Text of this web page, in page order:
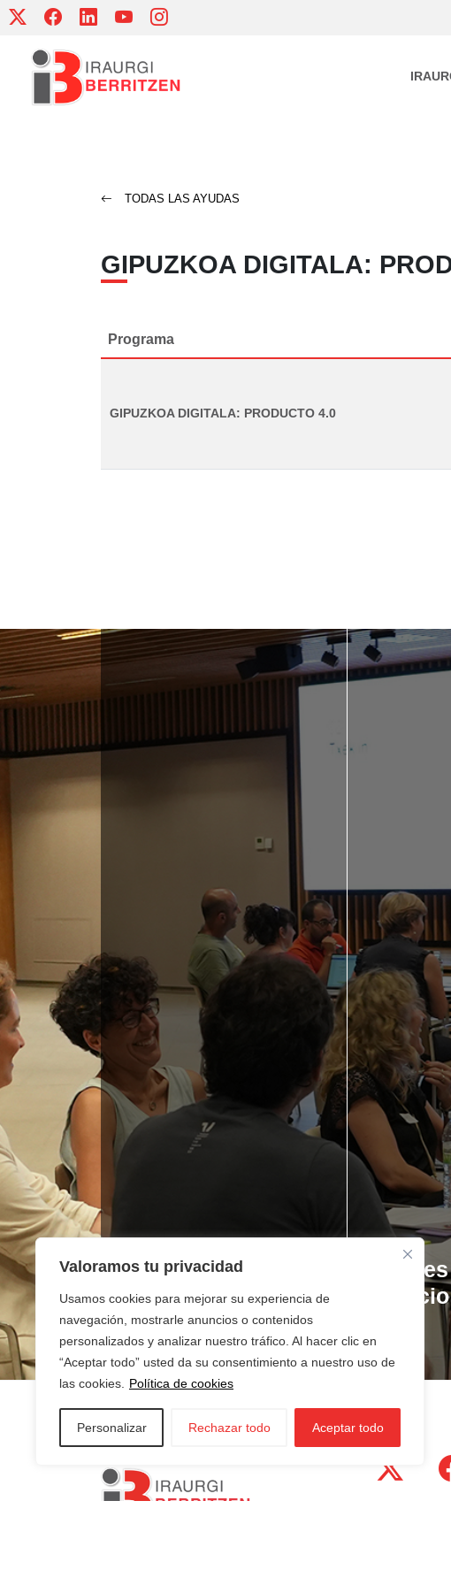
Valoramos tu privacidad
Usamos cookies para mejorar su experiencia de
navegación, mostrarle anuncios o contenidos
personalizados y analizar nuestro tráfico. Al hacer clic en
“Aceptar todo” usted da su consentimiento a nuestro uso de
las cookies.
Política de cookies
Personalizar Rechazar todo Aceptar todo
Skip
content
TODAS LAS AYUDAS
GIPUZKOA DIGITALA:
Programa
GIPUZKOA DIGITALA: PRODUCTO 4.0
¿Buscas empleo?